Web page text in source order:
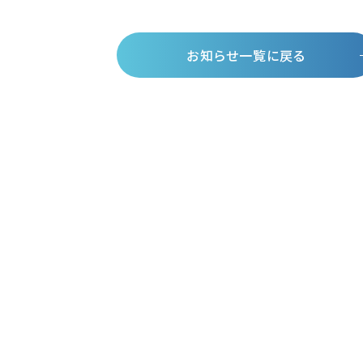
お知らせ一覧に戻る